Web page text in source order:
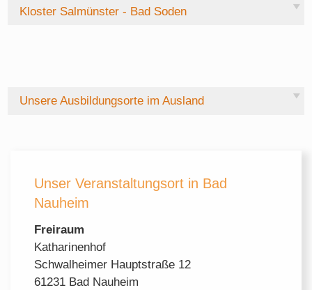
Kloster Salmünster - Bad Soden
Unsere Ausbildungsorte im Ausland
Unser Veranstaltungsort in Bad
Nauheim
Freiraum
Katharinenhof
Schwalheimer Hauptstraße 12
61231 Bad Nauheim